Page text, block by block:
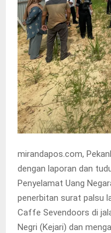
mirandapos.com,
dengan laporan dan
Penyelamat Uang
penerbitan surat palsu
Caffe Sevendoors di
Negri (Kejari) dan